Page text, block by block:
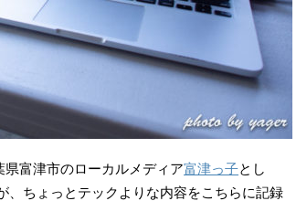
富津市のローカルメディア富津っ子とし
、ちょっとテックよりな内容をこちらに記録